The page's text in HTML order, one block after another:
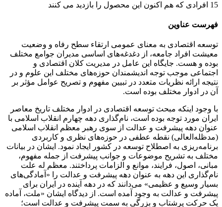
15 افرادی که هم اکنون این محصول را بازدید می کنند
فهرست عناوین
توسعه اقتصادی به معنای عمومی ارتقاء سطح رفاه و وضعیت
معیشت افراد جامعه، از دغدغه‌های اساسی مدیران جوامع مختلف
بوده و هست. جایگاه این عامل در مدیریت کلان اقتصادی و
اجتماعی موجب توجه اندیشمندان حوزه‌های مختلف این علوم و در
نتیجه ارائه نظریات متعدد در تبیین مفهوم و تصریح عوامل مؤثر بر
آن در ادوار مختلف بوده است.
با وجود اینکه مبحث توسعه اقتصادی در ادوار مختلف تاریخ معاصر
ایران مورد توجه بوده است، نام‌گذاری دهه چهارم انقلاب اسلامی با
عنوان دهه پیشرفت و عدالت از سوی رهبر معظم انقلاب اسلامی
(مدظله‌العالی) نقطه عطفی در حوزه‌های نظری و کاربردی
برنامه‌ریزی به اصطلاح توسعه در کشور ایجاد نمود. ایشان در بیانات
مختلف به تشریح موضوعات و جوانب پیشرفت از جمله مفهوم،
مبانی، اصول، فرایند، موانع و الزامات پرداختند. معظم له علت
نام‌گذاری این دهه به عنوان دهه پیشرفت و عدالت را «آمادگی‌های
بسیار وسیع و عظیمی» می‌دانند که در دهه آینده در ایران برای
پیشرفت و عدالت به وجود آمده است. از دیدگاه ایشان «ملت، آماده‏
یک حرکت پرشتاب و بزرگی به سمت پیشرفت و عدالت است؛